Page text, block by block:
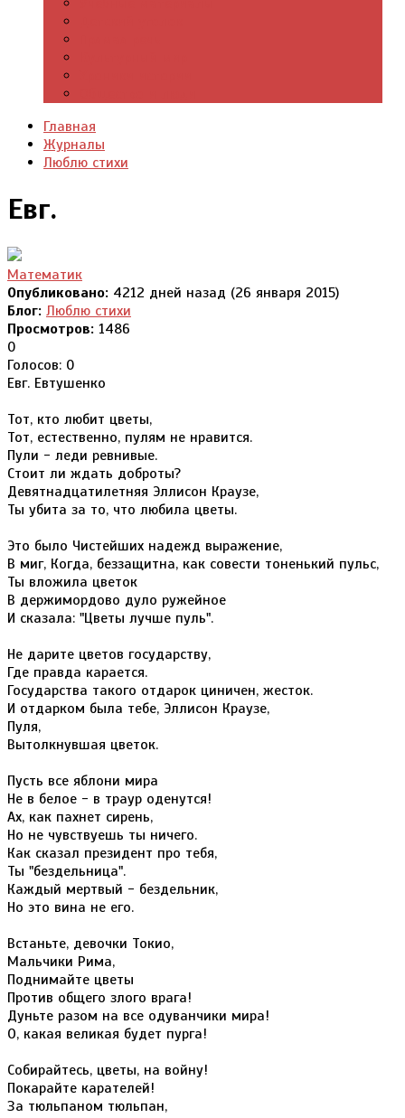
Главная
Журналы
Люблю стихи
Евг.
Математик
Опубликовано: 4212 дней назад (26 января 2015)
Блог: Люблю стихи
Просмотров: 1486
0
Голосов: 0
Евг. Евтушенко
Тот, кто любит цветы,
Тот, естественно, пулям не нравится.
Пули - леди ревнивые.
Стоит ли ждать доброты?
Девятнадцатилетняя Эллисон Краузе,
Ты убита за то, что любила цветы.
Это было Чистейших надежд выражение,
В миг, Когда, беззащитна, как совести тоненький пульс,
Ты вложила цветок
В держимордово дуло ружейное
И сказала: "Цветы лучше пуль".
Не дарите цветов государству,
Где правда карается.
Государства такого отдарок циничен, жесток.
И отдарком была тебе, Эллисон Краузе,
Пуля,
Вытолкнувшая цветок.
Пусть все яблони мира
Не в белое - в траур оденутся!
Ах, как пахнет сирень,
Но не чувствуешь ты ничего.
Как сказал президент про тебя,
Ты "бездельница".
Каждый мертвый - бездельник,
Но это вина не его.
Встаньте, девочки Токио,
Мальчики Рима,
Поднимайте цветы
Против общего злого врага!
Дуньте разом на все одуванчики мира!
О, какая великая будет пурга!
Собирайтесь, цветы, на войну!
Покарайте карателей!
За тюльпаном тюльпан,